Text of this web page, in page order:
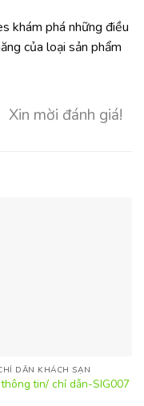
khám phá những điều
của loại sản phẩm
Xin mời đánh giá!
DẪN KHÁCH SẠN
tin/ chỉ dẫn-SIG007